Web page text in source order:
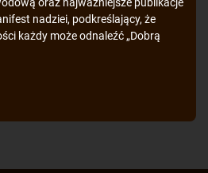
nadziei, podkreślający, że
każdy może odnaleźć „Dobrą